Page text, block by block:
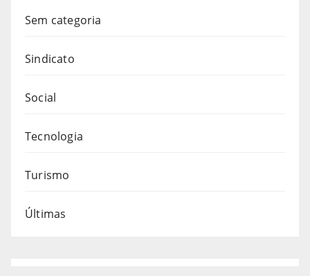
Sem categoria
Sindicato
Social
Tecnologia
Turismo
Últimas